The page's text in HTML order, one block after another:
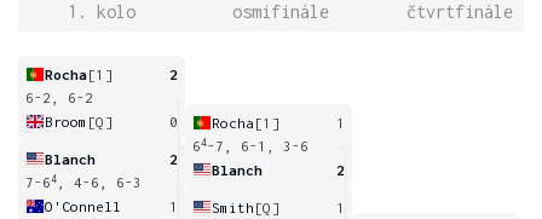
1. kolo osmifinále čtvrtfinále
Rocha[1]
2
6-2, 6-2
Broom [Q] 0
Blanch
2
7-64
, 4-6, 6-3
O'Connell
1
Rocha [1]
1
64-7, 6-1, 3-6
Blanch
2
Smith [Q]
1